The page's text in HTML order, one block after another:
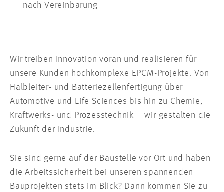
nach Vereinbarung
Wir treiben Innovation voran und realisieren für
unsere Kunden hochkomplexe EPCM-Projekte. Von
Halbleiter- und Batteriezellenfertigung über
Automotive und Life Sciences bis hin zu Chemie,
Kraftwerks- und Prozesstechnik – wir gestalten die
Zukunft der Industrie.
Sie sind gerne auf der Baustelle vor Ort und haben
die Arbeitssicherheit bei unseren spannenden
Bauprojekten stets im Blick? Dann kommen Sie zu